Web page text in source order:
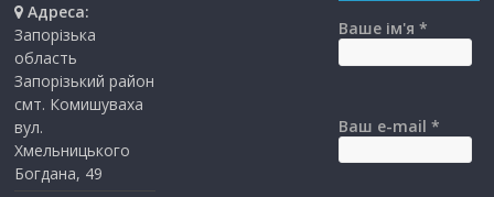
Адреса:
Запорізька
область
Запорізький район
смт. Комишуваха
вул.
Хмельницького
Богдана, 49
Ваше ім'я *
Ваш e-mail *